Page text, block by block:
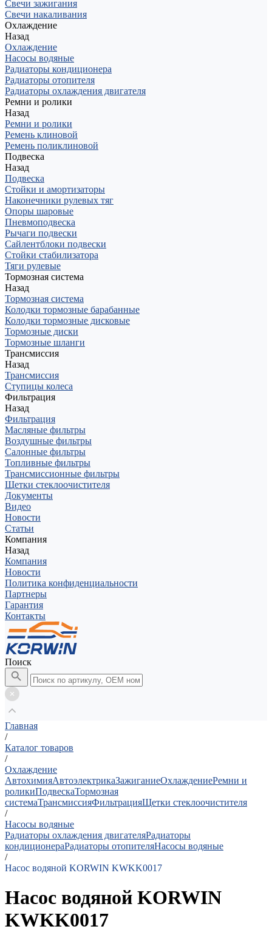
Свечи зажигания
Свечи накаливания
Охлаждение
Назад
Охлаждение
Насосы водяные
Радиаторы кондиционера
Радиаторы отопителя
Радиаторы охлаждения двигателя
Ремни и ролики
Назад
Ремни и ролики
Ремень клиновой
Ремень поликлиновой
Подвеска
Назад
Подвеска
Стойки и амортизаторы
Наконечники рулевых тяг
Опоры шаровые
Пневмоподвеска
Рычаги подвески
Сайлентблоки подвески
Стойки стабилизатора
Тяги рулевые
Тормозная система
Назад
Тормозная система
Колодки тормозные барабанные
Колодки тормозные дисковые
Тормозные диски
Тормозные шланги
Трансмиссия
Назад
Трансмиссия
Ступицы колеса
Фильтрация
Назад
Фильтрация
Масляные фильтры
Воздушные фильтры
Салонные фильтры
Топливные фильтры
Трансмиссионные фильтры
Щетки стеклоочистителя
Документы
Видео
Новости
Статьи
Компания
Назад
Компания
Новости
Политика конфиденциальности
Партнеры
Гарантия
Контакты
Поиск
Главная
/
Каталог товаров
/
Охлаждение
АвтохимияАвтоэлектрикаЗажиганиеОхлаждениеРемни и
роликиПодвескаТормозная
системаТрансмиссияФильтрацияЩетки стеклоочистителя
/
Насосы водяные
Радиаторы охлаждения двигателяРадиаторы
кондиционераРадиаторы отопителяНасосы водяные
/
Насос водяной KORWIN KWKK0017
Насос водяной KORWIN
KWKK0017